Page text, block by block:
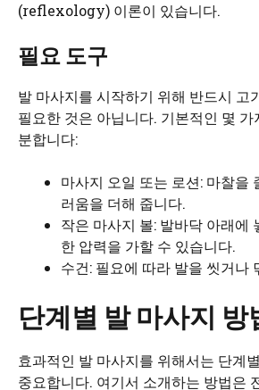
(reflexology) 이론이 있습니다.
필요 도구
발 마사지를 시작하기 위해 반드시 고
필요한 것은 아닙니다. 기본적인 몇
분합니다:
마사지 오일 또는 로션: 마찰을
러움을 더해 줍니다.
작은 마사지 볼: 발바닥 아래에
한 압력을 가할 수 있습니다.
수건: 필요에 따라 발을 씻거나
단계별 발 마사지 방
효과적인 발 마사지를 위해서는 단계
중요합니다. 여기서 소개하는 방법은